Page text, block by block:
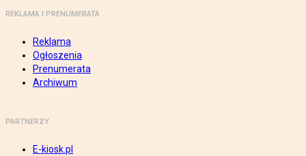
REKLAMA I PRENUMERATA
Reklama
Ogłoszenia
Prenumerata
Archiwum
PARTNERZY
E-kiosk.pl